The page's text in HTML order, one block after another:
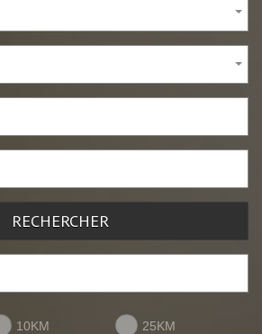
RECHERCHER
10KM 25KM